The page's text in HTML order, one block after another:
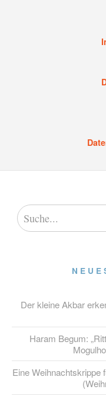
Der kleine Akbar
Haram Begum:
Eine Weihnachtskrippe